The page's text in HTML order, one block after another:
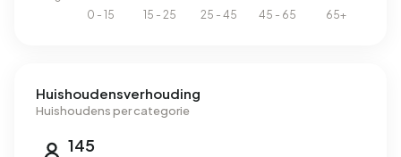
Huishoudensverhouding
Huishoudens per categorie
145